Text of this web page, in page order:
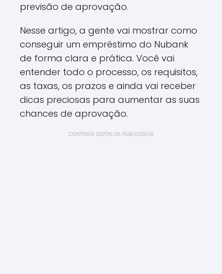
previsão de aprovação.
Nesse artigo, a gente vai mostrar como
conseguir um empréstimo do Nubank
de forma clara e prática. Você vai
entender todo o processo, os requisitos,
as taxas, os prazos e ainda vai receber
dicas preciosas para aumentar as suas
chances de aprovação.
CONTINUA DEPOIS DA PUBLICIDADE